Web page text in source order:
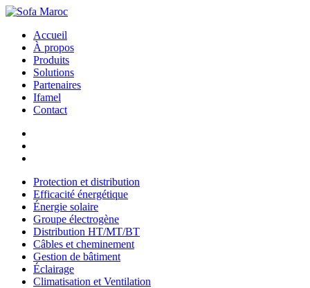
Accueil
À propos
Produits
Solutions
Partenaires
Ifamel
Contact
Protection et distribution
Efficacité énergétique
Énergie solaire
Groupe électrogène
Distribution HT/MT/BT
Câbles et cheminement
Gestion de bâtiment
Éclairage
Climatisation et Ventilation